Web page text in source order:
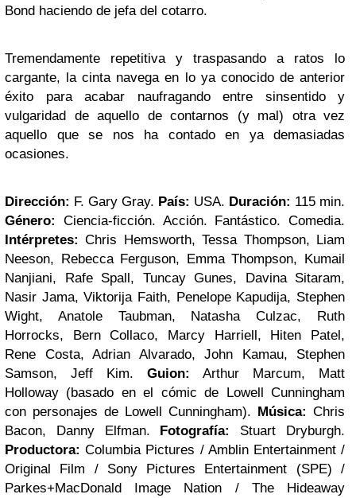
Bond haciendo de jefa del cotarro.
Tremendamente repetitiva y traspasando a ratos lo
cargante, la cinta navega en lo ya conocido de anterior
éxito para acabar naufragando entre sinsentido y
vulgaridad de aquello de contarnos (y mal) otra vez
aquello que se nos ha contado en ya demasiadas
ocasiones.
Dirección: F. Gary Gray. País: USA. Duración: 115 min.
Género:
Ciencia-ficción. Acción. Fantástico. Comedia.
Intérpretes: Chris Hemsworth, Tessa Thompson, Liam
Neeson, Rebecca Ferguson, Emma Thompson, Kumail
Nanjiani, Rafe Spall, Tuncay Gunes, Davina Sitaram,
Nasir Jama, Viktorija Faith, Penelope Kapudija, Stephen
Wight, Anatole Taubman, Natasha Culzac, Ruth
Horrocks, Bern Collaco, Marcy Harriell, Hiten Patel,
Rene Costa, Adrian Alvarado, John Kamau, Stephen
Samson, Jeff Kim. Guion:
Arthur Marcum, Matt
Holloway (basado en el cómic de Lowell Cunningham
con personajes de Lowell Cunningham). Música: Chris
Bacon, Danny Elfman. Fotografía:
Stuart Dryburgh.
Productora: Columbia Pictures / Amblin Entertainment /
Original Film / Sony Pictures Entertainment (SPE) /
Parkes+MacDonald Image Nation / The Hideaway